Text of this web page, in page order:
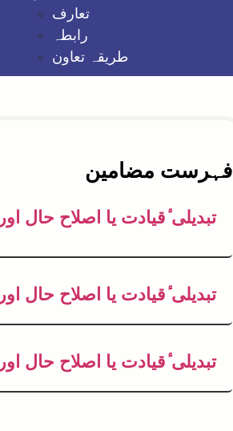
تعارف
رابطہ
طریقہ تعاون
فہرست مضامین
تبدیلی ٔقیادت یا اصلاح حال
تبدیلی ٔقیادت یا اصلاح حال
تبدیلی ٔقیادت یا اصلاح حال